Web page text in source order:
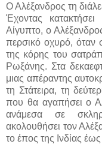
Ο Αλέξανδρος τη
Έχοντας
Αίγυπτο, ο Αλέξανδρος
περσικό οχυρό, όταν
της κόρης του
Ρωξάνης. Στα
μιας απέραντης
τη Στάτειρα, τη
που θα αγαπήσει ο
ανάμεσα σε
ακολουθήσει τον
το έπος της Ινδίας